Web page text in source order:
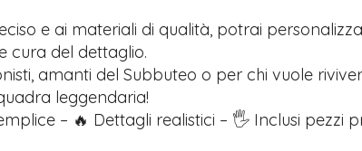
e ai materiali di qualità, potrai
cura del dettaglio.
amanti del Subbuteo o per chi vuole
leggendaria!
– 🔥 Dettagli realistici – 🖐️ Inclusi pezzi